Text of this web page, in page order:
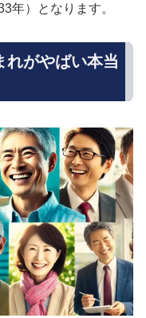
年）となります。
れがやばい本当